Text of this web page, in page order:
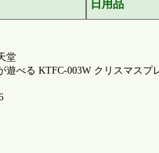
日用品
堂
べる KTFC-003W クリスマス